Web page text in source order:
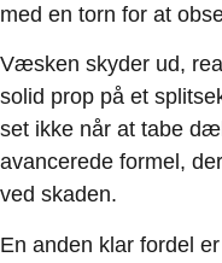
med en torn for at
Væsken skyder ud,
solid prop på et
set ikke når at tabe
avancerede formel,
ved skaden.
En anden klar fordel